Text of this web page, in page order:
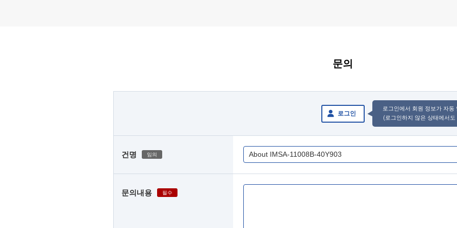
문의
로그인
로그인에서 회원 정보가 자동
(로그인하지 않은 상태에서도
건명 임의
문의내용 필수